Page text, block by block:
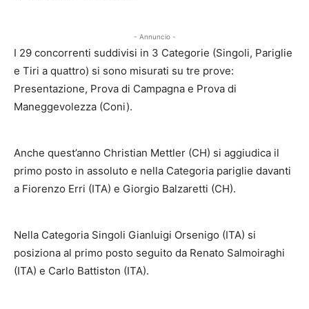
- Annuncio -
I 29 concorrenti suddivisi in 3 Categorie (Singoli, Pariglie
e Tiri a quattro) si sono misurati su tre prove:
Presentazione, Prova di Campagna e Prova di
Maneggevolezza (Coni).
Anche quest’anno Christian Mettler (CH) si aggiudica il
primo posto in assoluto e nella Categoria pariglie davanti
a Fiorenzo Erri (ITA) e Giorgio Balzaretti (CH).
Nella Categoria Singoli Gianluigi Orsenigo (ITA) si
posiziona al primo posto seguito da Renato Salmoiraghi
(ITA) e Carlo Battiston (ITA).